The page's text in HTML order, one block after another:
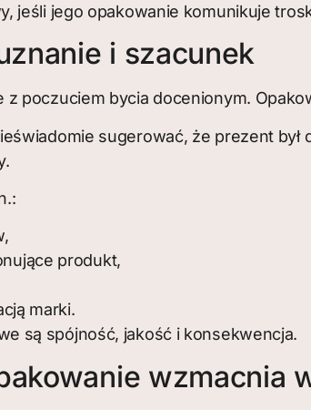
jeśli jego opakowanie komunikuje
i szacunek
poczuciem bycia docenionym.
sugerować, że prezent
produkt,
marki.
są spójność, jakość i konsekwencja.
wzmacnia